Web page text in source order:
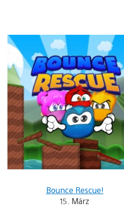
Bounce Rescue!
15. März